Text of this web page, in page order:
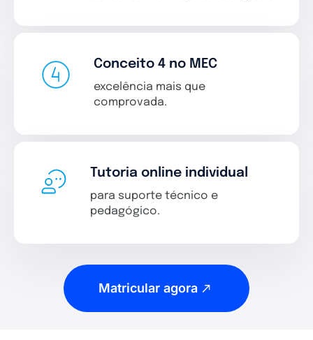
Conceito 4 no MEC
excelência mais que
comprovada.
Tutoria online individual
para suporte técnico e
pedagógico.
Matricular agora